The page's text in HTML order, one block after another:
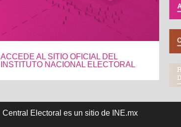
ACCEDE AL SITIO OFICIAL DEL
INSTITUTO NACIONAL ELECTORAL
Central Electoral es un sitio de INE.mx